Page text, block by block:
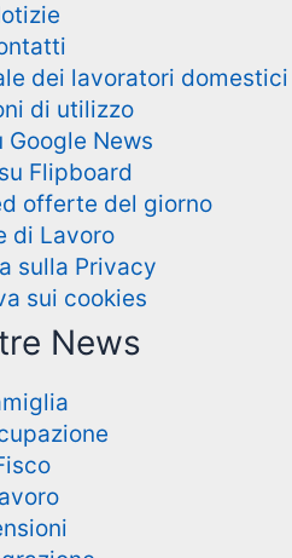
dei lavoratori domestici
di utilizzo
Google News
Flipboard
offerte del giorno
di Lavoro
sulla Privacy
sui cookies
News